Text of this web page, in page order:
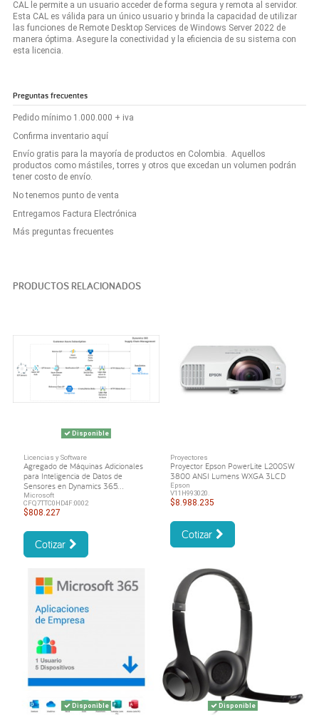
CAL le permite a un usuario acceder de forma segura y remota al servidor.
Esta CAL es válida para un único usuario y brinda la capacidad de utilizar
las funciones de Remote Desktop Services de Windows Server 2022 de
manera óptima. Asegure la conectividad y la eficiencia de su sistema con
esta licencia.
Preguntas frecuentes
Pedido mínimo 1.000.000 + iva
Confirma inventario aquí
Envío gratis para la mayoría de productos en Colombia. Aquellos
productos como mástiles, torres y otros que excedan un volumen podrán
tener costo de envío.
No tenemos punto de venta
Entregamos Factura Electrónica
Más preguntas frecuentes
PRODUCTOS RELACIONADOS
Disponible
Licencias y Software
Agregado de Máquinas Adicionales
para Inteligencia de Datos de
Sensores en Dynamics 365...
Microsoft
CFQ7TTC0HD4F:0002
$808.227
Cotizar
Proyectores
Proyector Epson PowerLite L200SW
3800 ANSI Lumens WXGA 3LCD
Epson
V11H993020.
$8.988.235
Cotizar
Disponible Disponible